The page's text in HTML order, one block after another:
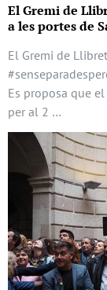
El Gremi de
a les portes de
El Gremi de
Es proposa que
per al 2 …